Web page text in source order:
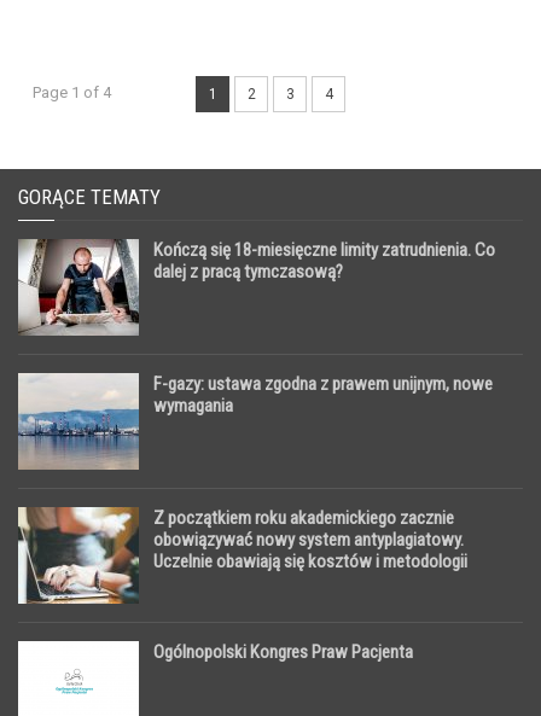
Page 1 of 4 1 2 3 4
GORĄCE TEMATY
Kończą się 18-miesięczne limity zatrudnienia. Co
dalej z pracą tymczasową?
F-gazy: ustawa zgodna z prawem unijnym, nowe
wymagania
Z początkiem roku akademickiego zacznie
obowiązywać nowy system antyplagiatowy.
Uczelnie obawiają się kosztów i metodologii
Ogólnopolski Kongres Praw Pacjenta